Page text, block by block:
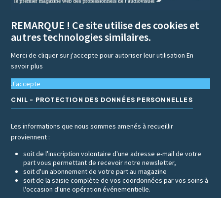
REMARQUE ! Ce site utilise des cookies et
autres technologies similaires.
Merci de cliquer sur j'accepte pour autoriser leur utilisationEn
savoir plus
J'accepte
CNIL - PROTECTION DES DONNÉES PERSONNELLES
Les informations que nous sommes amenés à recueillir
proviennent :
soit de l'inscription volontaire d'une adresse e-mail de votre
part vous permettant de recevoir notre newsletter,
soit d'un abonnement de votre part au magazine
soit de la saisie complète de vos coordonnées par vos soins à
l'occasion d'une opération événementielle.